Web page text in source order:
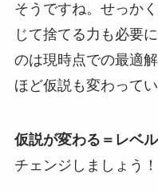
そうですね。せっか
じて捨てる力も必要
のは現時点での最適
ほど仮説も変わってい
仮説が変わる＝レベ
チェンジしましょう！